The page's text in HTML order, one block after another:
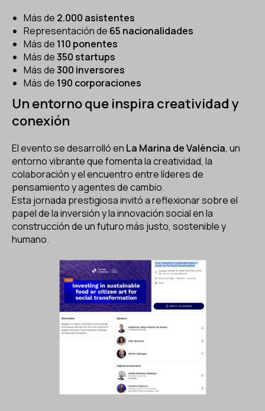
Más de 2.000 asistentes
Representación de 65 nacionalidades
Más de 110 ponentes
Más de350 startups
Más de300 inversores
Más de 190 corporaciones
Un entorno que inspira creatividad y
conexión
El evento se desarrolló en La Marina de València, un
entorno vibrante que fomenta la creatividad, la
colaboración y el encuentro entre líderes de
pensamiento y agentes de cambio.
Esta jornada prestigiosa invitó a reflexionar sobre el
papel de la inversión y la innovación social en la
construcción de un futuro más justo, sostenible y
humano.